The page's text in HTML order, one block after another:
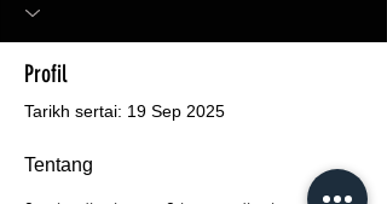
Profil
Tarikh sertai: 19 Sep 2025
Tentang